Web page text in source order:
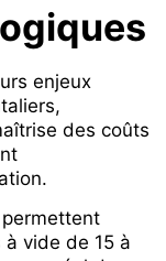
enjeux
des coûts
vide de 15 à